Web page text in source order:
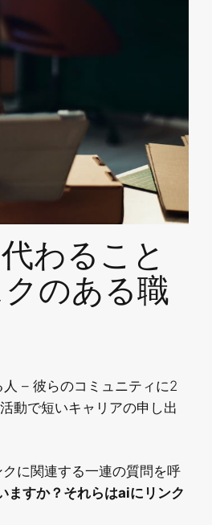
わること
のある職
– 彼らのコミュニティに2
動で短いキャリアの申し出
に関連する一連の質問を呼
ますか？それらはaiにリンク